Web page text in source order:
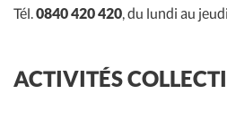
Tél.0840 420 420, du lundi au
ACTIVITÉS